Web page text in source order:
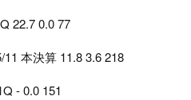
22.7 0.0 77
本決算 11.8 3.6 218
- 0.0 151